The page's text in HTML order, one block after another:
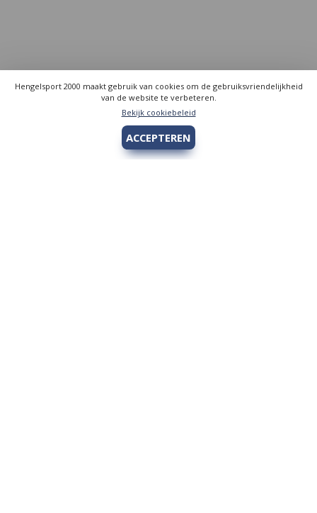
Hengelsport 2000 maakt gebruik van cookies om de gebruiksvriendelijkheid
van de website te verbeteren.
Bekijk cookiebeleid
ACCEPTEREN